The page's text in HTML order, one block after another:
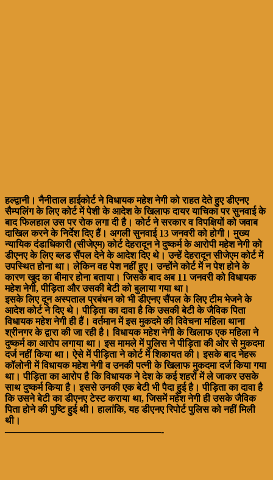
हल्द्वानी। नैनीताल हाईकोर्ट ने विधायक महेश नेगी को राहत देते हुए डीएनए
सैम्पलिंग के लिए कोर्ट में पेशी के आदेश के खिलाफ दायर याचिका पर सुनवाई के
बाद फिलहाल उस पर रोक लगा दी है। कोर्ट ने सरकार व विपक्षियों को जवाब
दाखिल करने के निर्देश दिए हैं। अगली सुनवाई 13 जनवरी को होगी। मुख्य
न्यायिक दंडाधिकारी (सीजेएम) कोर्ट देहरादून ने दुष्कर्म के आरोपी महेश नेगी को
डीएनए के लिए ब्लड सैंपल देने के आदेश दिए थे। उन्हें देहरादून सीजेएम कोर्ट में
उपस्थित होना था। लेकिन वह पेश नहीं हुए। उन्होंने कोर्ट में न पेश होने के
कारण खुद का बीमार होना बताया। जिसके बाद अब 11 जनवरी को विधायक
महेश नेगी, पीड़िता और उसकी बेटी को बुलाया गया था।
इसके लिए दून अस्पताल प्रबंधन को भी डीएनए सैंपल के लिए टीम भेजने के
आदेश कोर्ट ने दिए थे। पीड़िता का दावा है कि उसकी बेटी के जैविक पिता
विधायक महेश नेगी ही हैं। वर्तमान में इस मुकदमे की विवेचना महिला थाना
श्रीनगर के द्वारा की जा रही है। विधायक महेश नेगी के खिलाफ एक महिला ने
दुष्कर्म का आरोप लगाया था। इस मामले में पुलिस ने पीड़िता की ओर से मुकदमा
दर्ज नहीं किया था। ऐसे में पीड़िता ने कोर्ट में शिकायत की। इसके बाद नेहरू
कॉलोनी में विधायक महेश नेगी व उनकी पत्नी के खिलाफ मुकदमा दर्ज किया गया
था। पीड़िता का आरोप है कि विधायक ने देश के कई शहरों में ले जाकर उसके
साथ दुष्कर्म किया है। इससे उनकी एक बेटी भी पैदा हुई है। पीड़िता का दावा है
कि उसने बेटी का डीएनए टेस्ट कराया था, जिसमें महेश नेगी ही उसके जैविक
पिता होने की पुष्टि हुई थी। हालांकि, यह डीएनए रिपोर्ट पुलिस को नहीं मिली
थी।
————————————————-